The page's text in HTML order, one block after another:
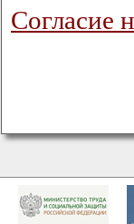
Согласие